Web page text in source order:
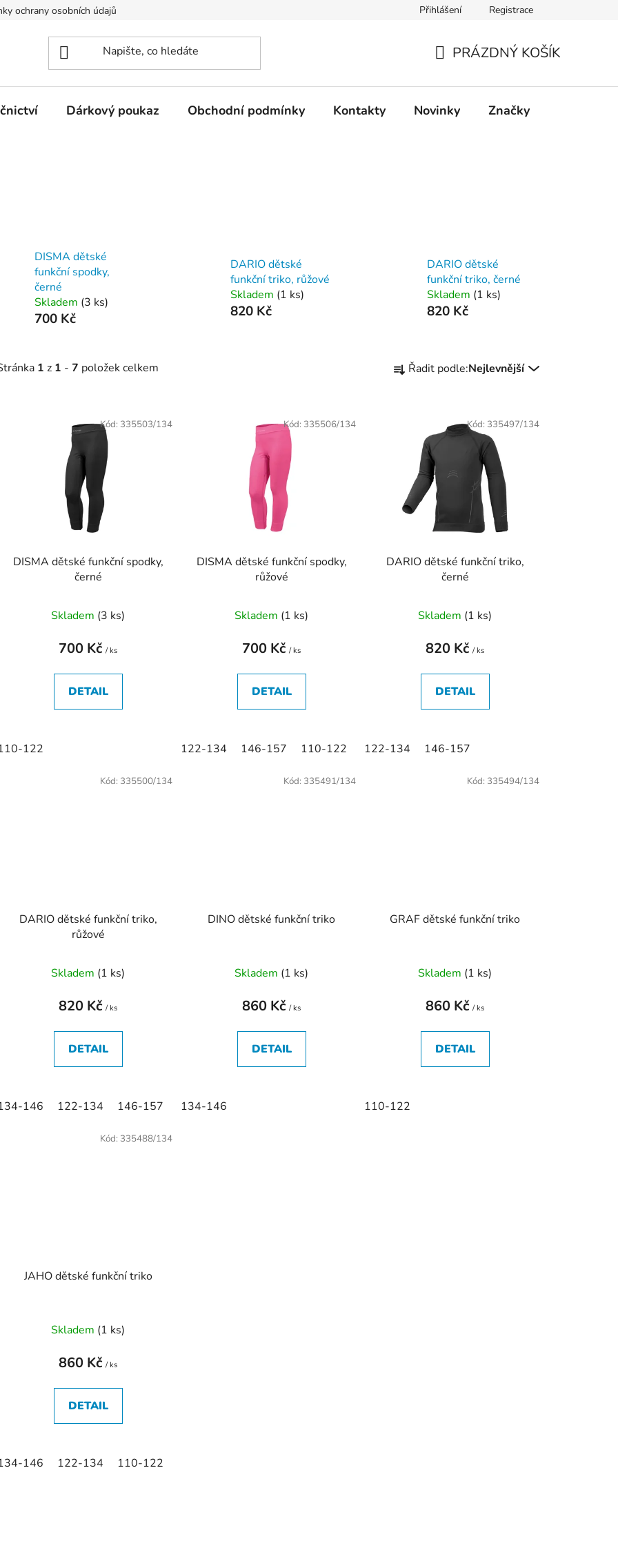
ochrany osobních údajů Přihlášení Registrace
KOŠÍK
PRÁZDNÝ KOŠÍK
Dárkový poukaz Obchodní podmínky Kontakty Novinky Značky
DISMA dětské
funkční spodky,
černé
Skladem (3 ks)
700 Kč
DARIO dětské
funkční triko, růžové
Skladem (1 ks)
820 Kč
DARIO dětské
funkční triko, černé
Skladem (1 ks)
820 Kč
1 z 1 - 7 položek celkem
a
k
Řadit podle:Nejlevnější
DISMA dětské funkční spodky,
černé
Skladem (3 ks)
700 Kč/ ks
DETAIL
122
Kód: 335503/134
DISMA dětské funkční spodky,
růžové
Skladem (1 ks)
700 Kč/ ks
DETAIL
122-134 146-157 110-122
Kód: 335506/134
DARIO dětské funkční triko,
černé
Skladem (1 ks)
820 Kč/ ks
DETAIL
122-134 146-157
Kód: 335497/134
DARIO dětské funkční triko,
růžové
Skladem (1 ks)
820 Kč/ ks
DETAIL
146 122-134 146-157
Kód: 335500/134
DINO dětské funkční triko
Skladem (1 ks)
860 Kč/ ks
DETAIL
134-146
Kód: 335491/134
GRAF dětské funkční triko
Skladem (1 ks)
860 Kč/ ks
DETAIL
110-122
Kód: 335494/134
JAHO dětské funkční triko
Skladem (1 ks)
860 Kč/ ks
DETAIL
146 122-134 110-122
Kód: 335488/134